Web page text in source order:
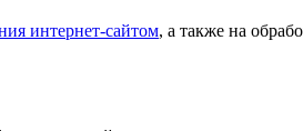
интернет-сайтом, а также на